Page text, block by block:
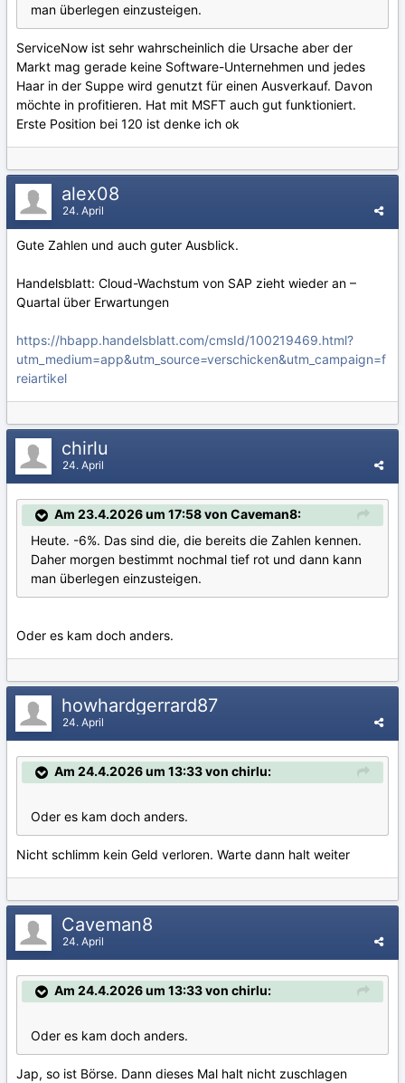
man überlegen einzusteigen.
ServiceNow ist sehr wahrscheinlich die Ursache aber der
Markt mag gerade keine Software-Unternehmen und jedes
Haar in der Suppe wird genutzt für einen Ausverkauf. Davon
möchte in profitieren. Hat mit MSFT auch gut funktioniert.
Erste Position bei 120 ist denke ich ok
alex08
24. April
Gute Zahlen und auch guter Ausblick.
Handelsblatt: Cloud-Wachstum von SAP zieht wieder an –
Quartal über Erwartungen
https://hbapp.handelsblatt.com/cmsId/100219469.html?
utm_medium=app&utm_source=verschicken&utm_campaign=f
reiartikel
chirlu
24. April
Am 23.4.2026 um 17:58 von Caveman8:
Heute. -6%. Das sind die, die bereits die Zahlen kennen.
Daher morgen bestimmt nochmal tief rot und dann kann
man überlegen einzusteigen.
Oder es kam doch anders.
howhardgerrard87
24. April
Am 24.4.2026 um 13:33 von chirlu:
Oder es kam doch anders.
Nicht schlimm kein Geld verloren. Warte dann halt weiter
Caveman8
24. April
Am 24.4.2026 um 13:33 von chirlu:
Oder es kam doch anders.
Jap, so ist Börse. Dann dieses Mal halt nicht zuschlagen